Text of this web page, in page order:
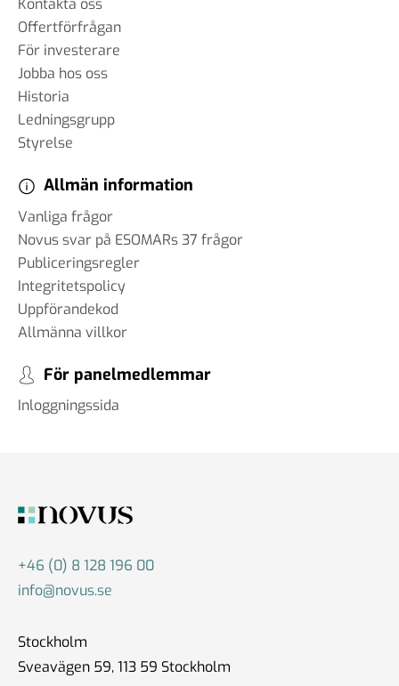
Kontakta oss
Offertförfrågan
För investerare
Jobba hos oss
Historia
Ledningsgrupp
Styrelse
Allmän information
Vanliga frågor
Novus svar på ESOMARs 37 frågor
Publiceringsregler
Integritetspolicy
Uppförandekod
Allmänna villkor
För panelmedlemmar
Inloggningssida
+46 (0) 8 128 196 00
info@novus.se
Stockholm
Sveavägen 59, 113 59 Stockholm